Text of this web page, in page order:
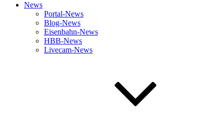
News
Portal-News
Blog-News
Eisenbahn-News
HBB-News
Livecam-News